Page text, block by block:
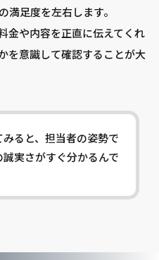
の満足度を左右します。
金や内容を正直に伝えてくれ
を意識して確認することが大
ると、担当者の姿勢で
誠実さがすぐ分かるんで